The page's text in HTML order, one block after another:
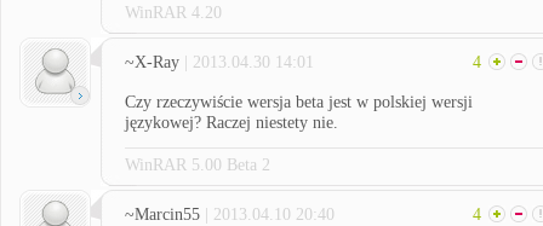
WinRAR 4.20
~X-Ray | 2013.04.30 14:01 4
Czy rzeczywiście wersja beta jest w polskiej wersji
językowej? Raczej niestety nie.
WinRAR 5.00 Beta 2
~Marcin55 | 2013.04.10 20:40 4